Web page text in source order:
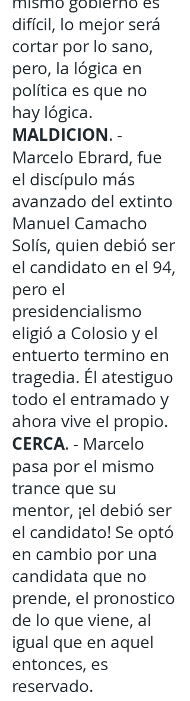
difícil, lo mejor será
cortar por lo sano,
pero, la lógica en
política es que no
hay lógica.
MALDICION. -
Marcelo Ebrard, fue
el discípulo más
avanzado del extinto
Manuel Camacho
Solís, quien debió ser
el candidato en el 94,
pero el
presidencialismo
eligió a Colosio y el
entuerto termino en
tragedia. Él atestiguo
todo el entramado y
ahora vive el propio.
CERCA. - Marcelo
pasa por el mismo
trance que su
mentor, ¡el debió ser
el candidato! Se optó
en cambio por una
candidata que no
prende, el pronostico
de lo que viene, al
igual que en aquel
entonces, es
reservado.